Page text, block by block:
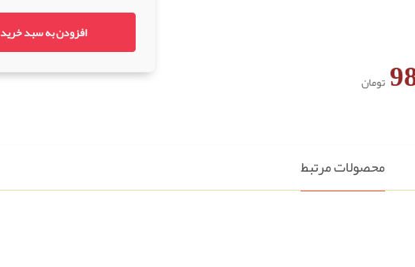
تومان
افزودن به سبد خرید
محصولات مرتبط